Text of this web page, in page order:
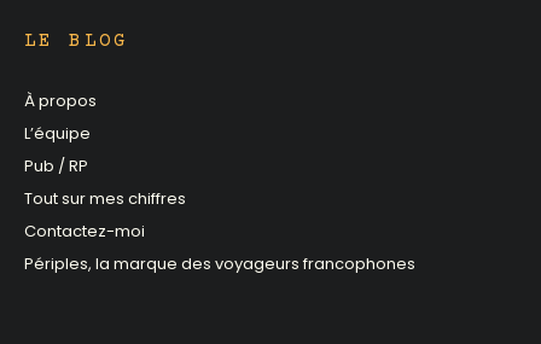
LE BLOG
À propos
L’équipe
Pub / RP
Tout sur mes chiffres
Contactez-moi
Périples, la marque des voyageurs francophones